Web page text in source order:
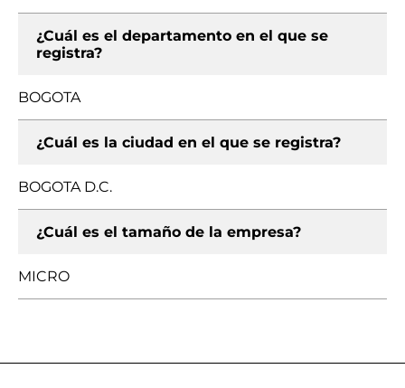
¿Cuál es el departamento en el que se
registra?
BOGOTA
¿Cuál es la ciudad en el que se registra?
BOGOTA D.C.
¿Cuál es el tamaño de la empresa?
MICRO